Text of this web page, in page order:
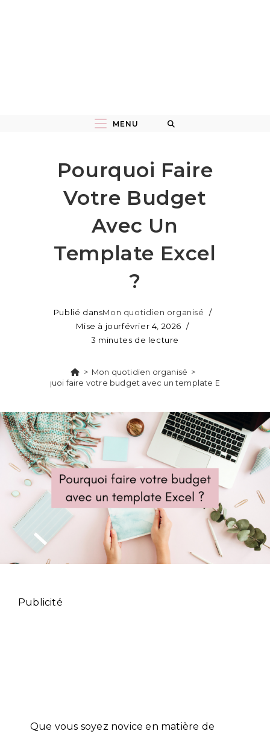
MENU
Pourquoi Faire
Votre Budget
Avec Un
Template Excel
?
Publié dansMon quotidien organisé
Mise à jourfévrier 4, 2026
3 minutes de lecture
> Mon quotidien organisé >
Pourquoi faire votre budget avec un template Excel ?
Publicité
Que vous soyez novice en matière de